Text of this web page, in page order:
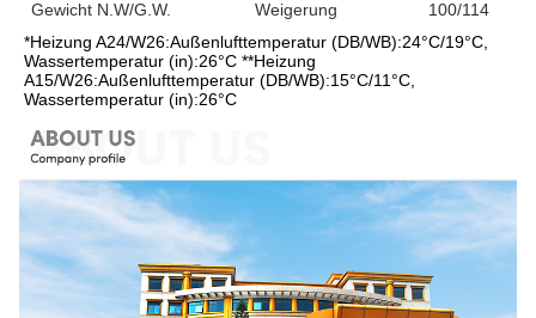
Gewicht N.W/G.W.
Weigerung
100/114
*Heizung A24/W26:Außenlufttemperatur (DB/WB):24°C/19°C,
Wassertemperatur (in):26°C **Heizung
A15/W26:Außenlufttemperatur (DB/WB):15°C/11°C,
Wassertemperatur (in):26°C